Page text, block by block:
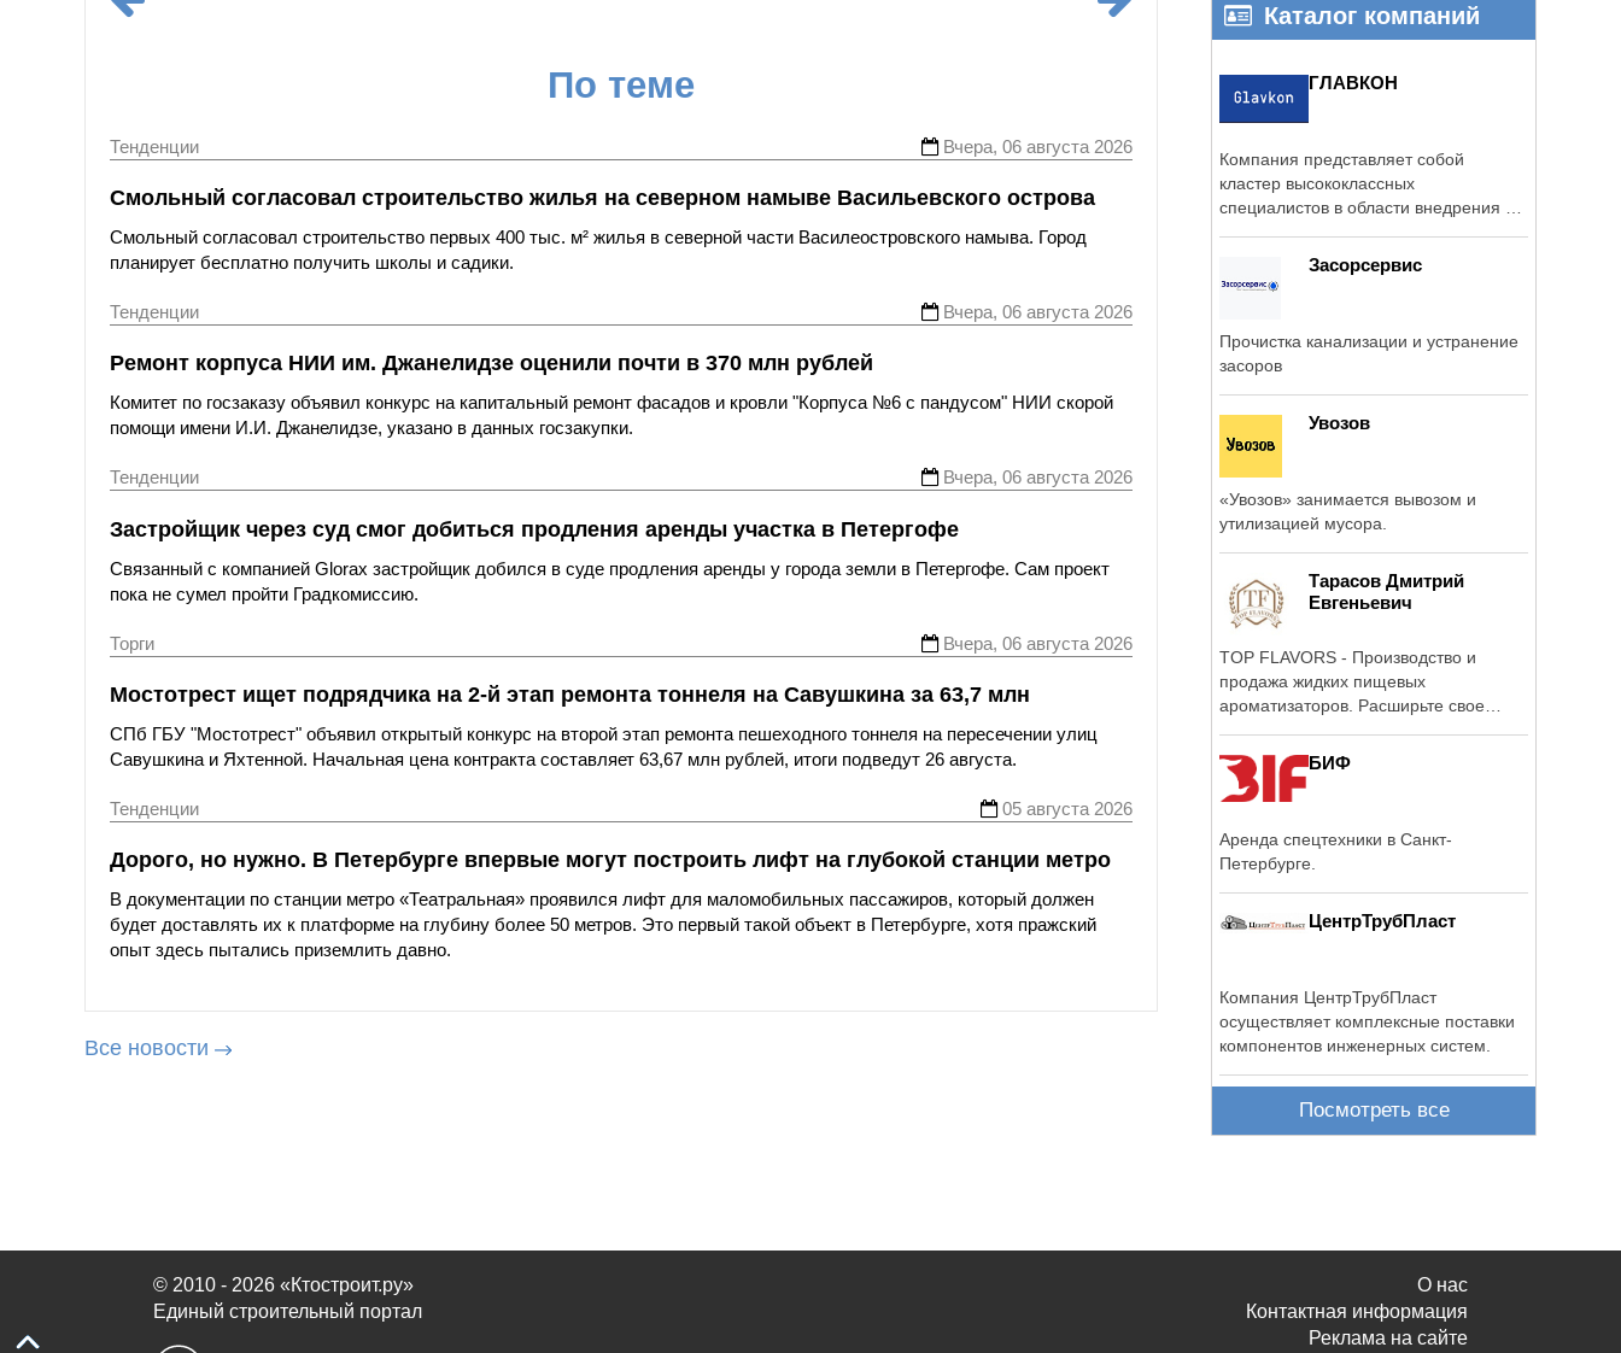
По теме
Тенденции Вчера, 06 августа 2026
Смольный согласовал строительство жилья на северном намыве Васильевского острова
Смольный согласовал строительство первых 400 тыс. м² жилья в северной части Василеостровского намыва. Город
планирует бесплатно получить школы и садики.
Тенденции Вчера, 06 августа 2026
Ремонт корпуса НИИ им. Джанелидзе оценили почти в 370 млн рублей
Комитет по госзаказу объявил конкурс на капитальный ремонт фасадов и кровли "Корпуса №6 с пандусом" НИИ скорой
помощи имени И.И. Джанелидзе, указано в данных госзакупки.
Тенденции Вчера, 06 августа 2026
Застройщик через суд смог добиться продления аренды участка в Петергофе
Связанный с компанией Glorax застройщик добился в суде продления аренды у города земли в Петергофе. Сам проект
пока не сумел пройти Градкомиссию.
Торги Вчера, 06 августа 2026
Мостотрест ищет подрядчика на 2-й этап ремонта тоннеля на Савушкина за 63,7 млн
СПб ГБУ "Мостотрест" объявил открытый конкурс на второй этап ремонта пешеходного тоннеля на пересечении улиц
Савушкина и Яхтенной. Начальная цена контракта составляет 63,67 млн рублей, итоги подведут 26 августа.
Тенденции 05 августа 2026
Дорого, но нужно. В Петербурге впервые могут построить лифт на глубокой станции метро
В документации по станции метро «Театральная» проявился лифт для маломобильных пассажиров, который должен
будет доставлять их к платформе на глубину более 50 метров. Это первый такой объект в Петербурге, хотя пражский
опыт здесь пытались приземлить давно.
Все новости
Каталог компаний
ГЛАВКОН
Компания представляет собой
кластер высококлассных
специалистов в области внедрения и
Засорсервис
Прочистка канализации и устранение
засоров
Увозов
«Увозов» занимается вывозом и
утилизацией мусора.
Тарасов Дмитрий
Евгеньевич
TOP FLAVORS - Производство и
продажа жидких пищевых
ароматизаторов. Расширьте свое
БИФ
Аренда спецтехники в Санкт-
Петербурге.
ЦентрТрубПласт
Компания ЦентрТрубПласт
осуществляет комплексные поставки
компонентов инженерных систем.
Посмотреть все
© 2010 - 2026 «Ктостроит.ру»
Единый строительный портал
О нас
Контактная информация
Реклама на сайте